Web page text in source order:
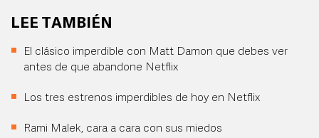
LEE TAMBIÉN
El clásico imperdible con Matt Damon que debes ver
antes de que abandone Netflix
Los tres estrenos imperdibles de hoy en Netflix
Rami Malek, cara a cara con sus miedos